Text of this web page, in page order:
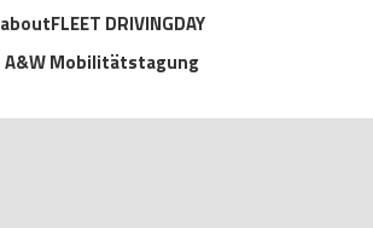
aboutFLEET DRIVINGDAY
A&W Mobilitätstagung